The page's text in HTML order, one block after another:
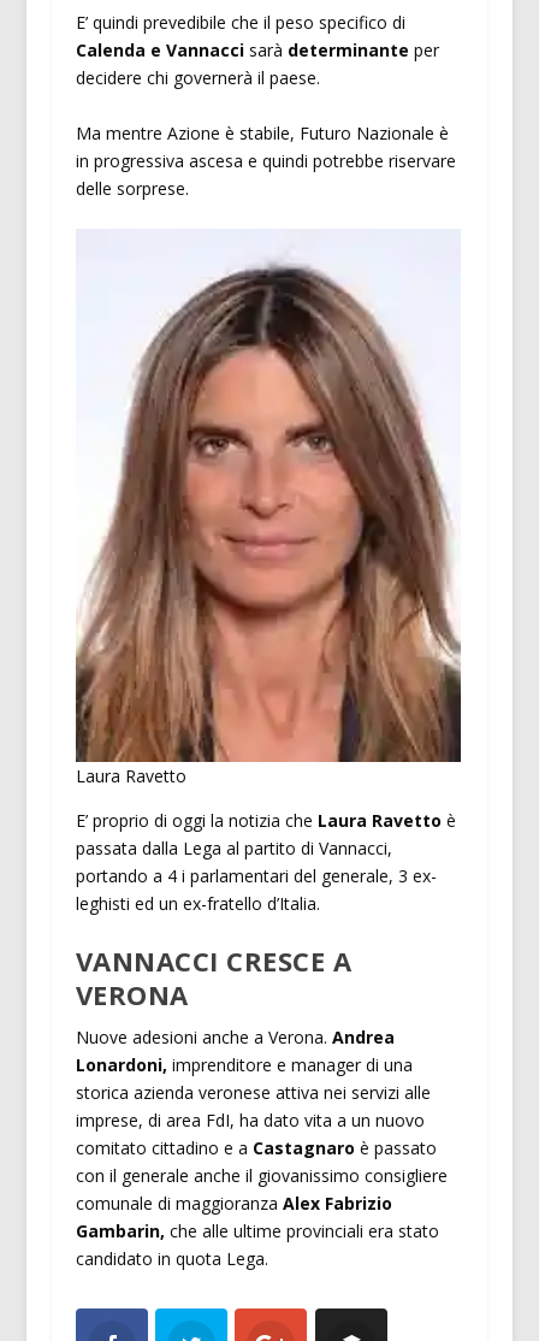
E’ quindi prevedibile che il peso specifico di
Calenda e Vannacci sarà determinante per
decidere chi governerà il paese.
Ma mentre Azione è stabile, Futuro Nazionale è
in progressiva ascesa e quindi potrebbe riservare
delle sorprese.
Laura Ravetto
E’ proprio di oggi la notizia che Laura Ravetto è
passata dalla Lega al partito di Vannacci,
portando a 4 i parlamentari del generale, 3 ex-
leghisti ed un ex-fratello d’Italia.
VANNACCI CRESCE A
VERONA
Nuove adesioni anche a Verona. Andrea
Lonardoni, imprenditore e manager di una
storica azienda veronese attiva nei servizi alle
imprese, di area FdI, ha dato vita a un nuovo
comitato cittadino e a Castagnaro è passato
con il generale anche il giovanissimo consigliere
comunale di maggioranza Alex Fabrizio
Gambarin, che alle ultime provinciali era stato
candidato in quota Lega.